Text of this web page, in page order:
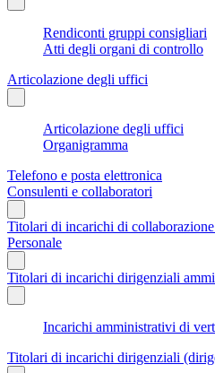
Rendiconti gruppi consigliari
Atti degli organi di controllo
Articolazione degli uffici
Articolazione degli uffici
Organigramma
Telefono e posta elettronica
Consulenti e collaboratori
Titolari di incarichi di collaborazione
Personale
Titolari di incarichi dirigenziali
Incarichi amministrativi di
Titolari di incarichi dirigenziali